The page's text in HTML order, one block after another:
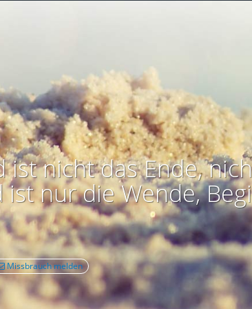
ist nicht das Ende,
ist nur die Wende,
Missbrauch melden